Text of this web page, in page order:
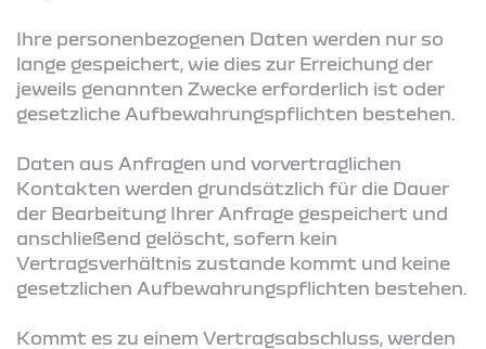
Ihre personenbezogenen Daten werden nur so
lange gespeichert, wie dies zur Erreichung der
jeweils genannten Zwecke erforderlich ist oder
gesetzliche Aufbewahrungspflichten bestehen.
Daten aus Anfragen und vorvertraglichen
Kontakten werden grundsätzlich für die Dauer
der Bearbeitung Ihrer Anfrage gespeichert und
anschließend gelöscht, sofern kein
Vertragsverhältnis zustande kommt und keine
gesetzlichen Aufbewahrungspflichten bestehen.
Kommt es zu einem Vertragsabschluss, werden